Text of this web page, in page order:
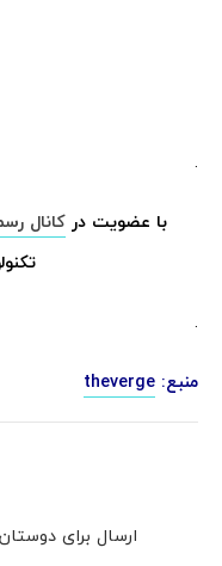
.
با عضویت در کانال
.
منبع: theverge
ارسال برای